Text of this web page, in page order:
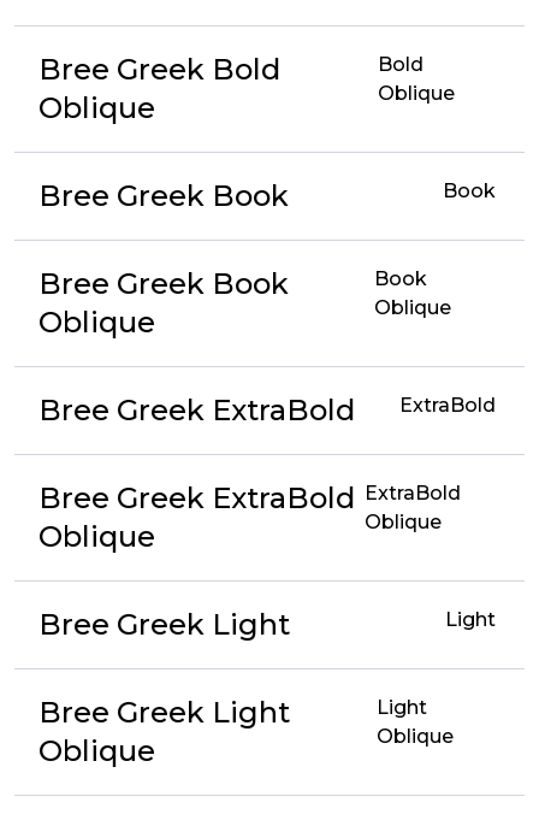
Bree Greek Bold
Oblique
Bold
Oblique
Bree Greek Book Book
Bree Greek Book
Oblique
Book
Oblique
Bree Greek ExtraBold ExtraBold
Bree Greek ExtraBold
Oblique
ExtraBold
Oblique
Bree Greek Light Light
Bree Greek Light
Oblique
Light
Oblique